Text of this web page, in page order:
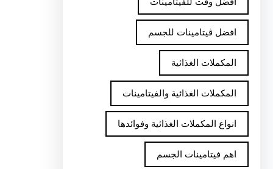
افضل ڤيتامينات للجسم
المكملات الغذائية
المكملات الغذائية والفيتامينات
انواع المكملات الغذائية وفوائدها
اهم فيتامينات الجسم